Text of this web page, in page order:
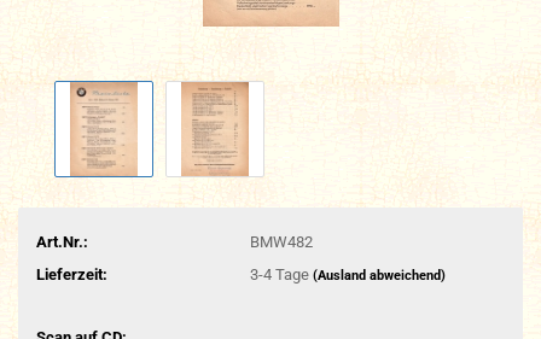
Art.Nr.:
BMW482
Lieferzeit:
3-4 Tage (Ausland abweichend)